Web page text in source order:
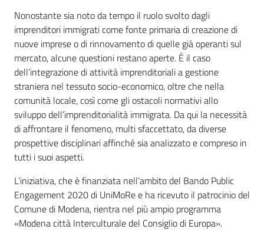
Nonostante sia noto da tempo il ruolo svolto dagli
imprenditori immigrati come fonte primaria di creazione di
nuove imprese o di rinnovamento di quelle già operanti sul
mercato, alcune questioni restano aperte. È il caso
dell’integrazione di attività imprenditoriali a gestione
straniera nel tessuto socio-economico, oltre che nella
comunità locale, così come gli ostacoli normativi allo
sviluppo dell’imprenditorialità immigrata. Da qui la necessità
di affrontare il fenomeno, multi sfaccettato, da diverse
prospettive disciplinari affinché sia analizzato e compreso in
tutti i suoi aspetti.
L’iniziativa, che è finanziata nell’ambito del Bando Public
Engagement 2020 di UniMoRe e ha ricevuto il patrocinio del
Comune di Modena, rientra nel più ampio programma
«Modena città Interculturale del Consiglio di Europa».